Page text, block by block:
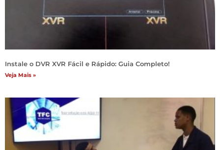
Instale o DVR XVR Fácil e Rápido: Guia Completo!
Veja Mais »